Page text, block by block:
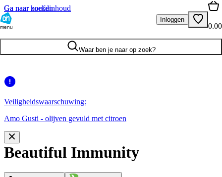
Ga naar hoofdinhoud
Ga naar zoeken
menu
Inloggen
0.00
Waar ben je naar op zoek?
Veiligheidswaarschuwing:
Amo Gusti - olijven gevuld met citroen
Beautiful Immunity